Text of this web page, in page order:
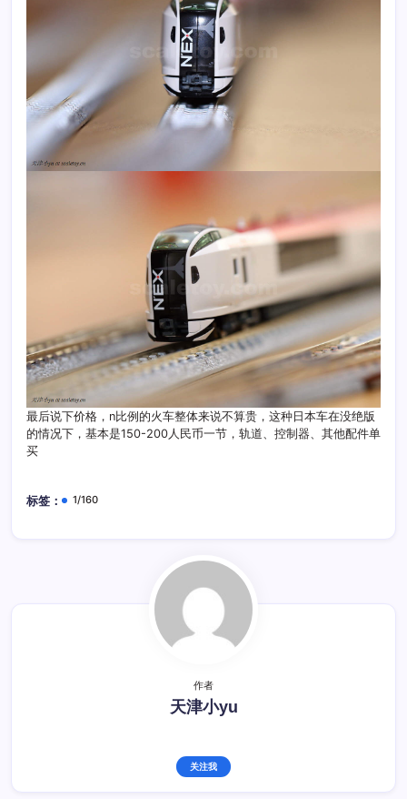
最后说下价格，n比例的火车整体来说不算贵，这种日本车在没绝版
的情况下，基本是150-200人民币一节，轨道、控制器、其他配件单
买
标签： 1/160
作者
天津小yu
关注我